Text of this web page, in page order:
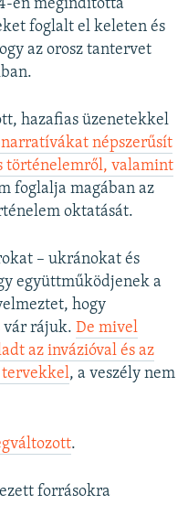
én megindította
foglalt el keleten és
az orosz tantervet
hazafias üzenetekkel
népszerűsít
történelemről, valamint
foglalja magában az
oktatását.
– ukránokat és
együttműködjenek a
hogy
vár rájuk. De mivel
az invázióval és az
tervekkel, a veszély nem
.
forrásokra